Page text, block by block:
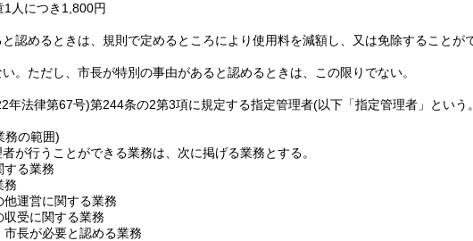
人につき1,800円
認めるときは、規則で定めるところにより使用料を減額し、又は免除することが
。 ただし、市長が特別の事由があると認めるときは、この限りでない。
年法律第67号)第244条の2第3項に規定する指定管理者(以下「指定管理者」という
務の範囲)
が行うことができる業務は、次に掲げる業務とする。
する業務
務
運営に関する業務
受に関する業務
長が必要と認める業務